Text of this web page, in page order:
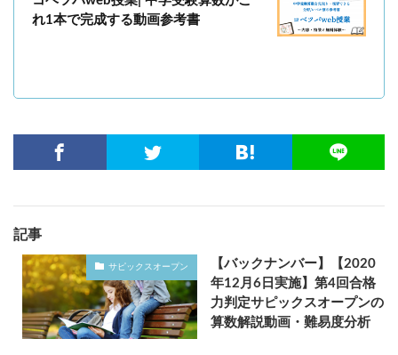
れ1本で完成する動画参考書
記事
サピックスオープン
【バックナンバー】【2020
年12月6日実施】第4回合格
力判定サピックスオープンの
算数解説動画・難易度分析